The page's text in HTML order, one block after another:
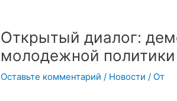
Открытый диалог:
молодежной политики
Оставьте комментарий / Новости / От